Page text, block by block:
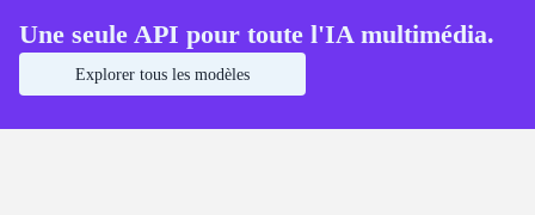
Une seule API pour toute l'IA multimédia.
Explorer tous les modèles